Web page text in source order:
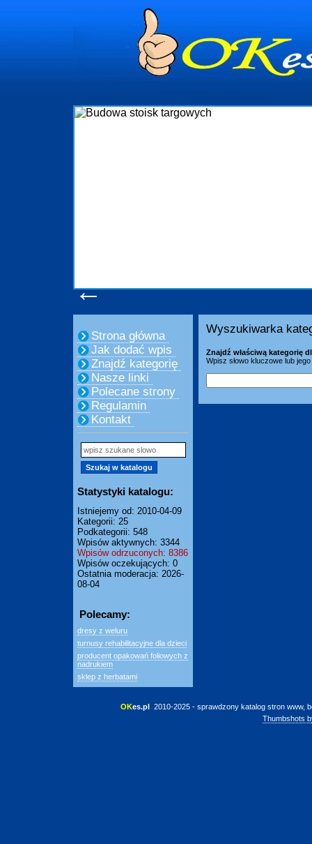
←
Strona główna
Jak dodać wpis
Znajdź kategorię
Nasze linki
Polecane strony
Regulamin
Kontakt
Statystyki katalogu:
Istniejemy od: 2010-04-09
Kategorii: 25
Podkategorii: 548
Wpisów aktywnych: 3344
Wpisów odrzuconych: 8386
Wpisów oczekujących: 0
Ostatnia moderacja: 2026-
08-04
Polecamy:
dresy z weluru
turnusy rehabilitacyjne dla dzieci
producent opakowań foliowych z
nadrukiem
sklep z herbatami
Wyszukiwarka
Znajdź właściwą kategorię
Wpisz słowo kluczowe lub
OKes.pl 2010-2025 - sprawdzony katalog stron www,
Thumbshots